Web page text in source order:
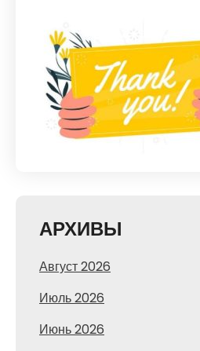
АРХИВЫ
Август 2026
Июль 2026
Июнь 2026